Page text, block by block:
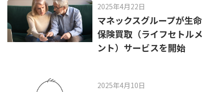
2025年4月22日
マネックスグループが生命
保険買取（ライフセトルメ
ント）サービスを開始
2025年4月10日